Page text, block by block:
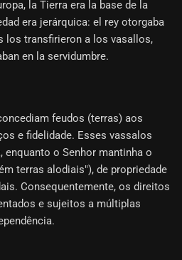
la Tierra era la base de la
era jerárquica: el rey otorgaba
los transfirieron a los vasallos,
en la servidumbre.
feudos (terras) aos
e fidelidade. Esses vassalos
o Senhor mantinha o
terras alodiais"), de propriedade
Consequentemente, os direitos
e sujeitos a múltiplas